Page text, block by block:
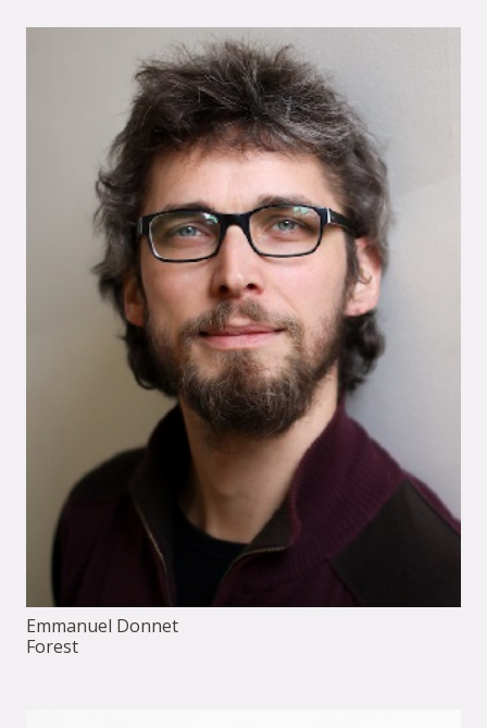
Emmanuel Donnet
Forest